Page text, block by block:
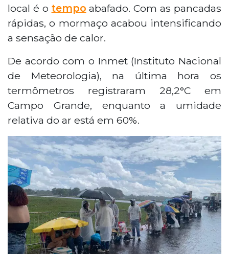
local é o tempo abafado. Com as pancadas
rápidas, o mormaço acabou intensificando
a sensação de calor.
De acordo com o Inmet (Instituto Nacional
de Meteorologia), na última hora os
termômetros registraram 28,2°C em
Campo Grande, enquanto a umidade
relativa do ar está em 60%.